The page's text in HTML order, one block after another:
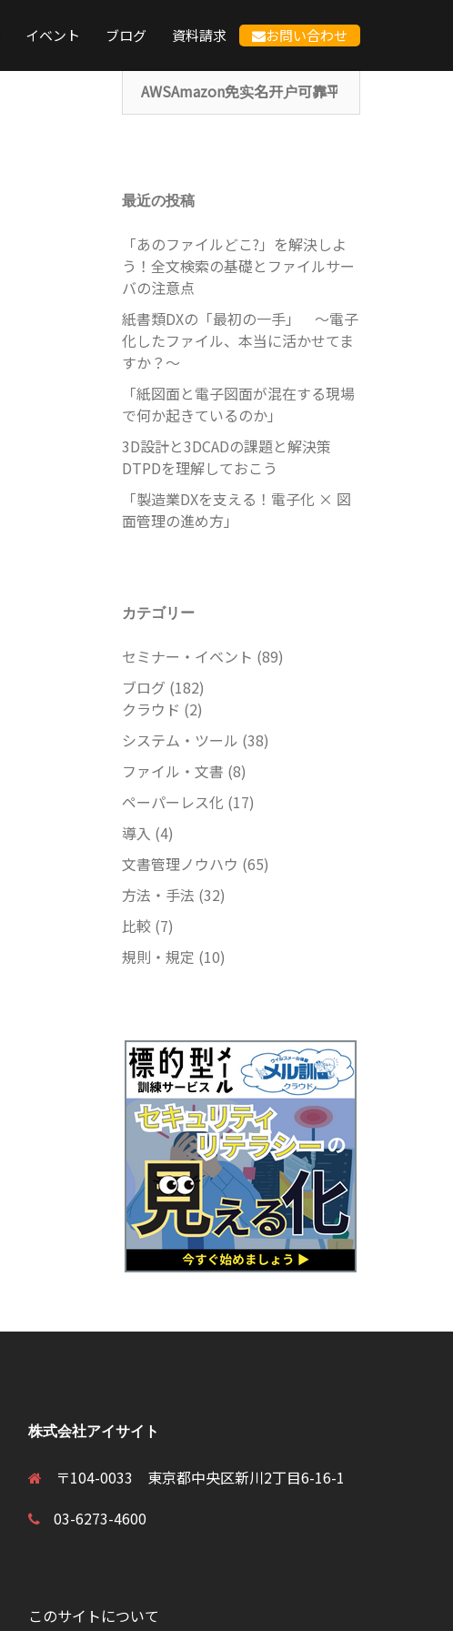
イベント ブログ 資料請求 お問い合わせ
索:
最近の投稿
「あのファイルどこ?」を解決しよ
う！全文検索の基礎とファイルサー
バの注意点
紙書類DXの「最初の一手」 ～電子
化したファイル、本当に活かせてま
すか？～
「紙図面と電子図面が混在する現場
で何か起きているのか」
3D設計と3DCADの課題と解決策
DTPDを理解しておこう
「製造業DXを支える！電子化 × 図
面管理の進め方」
カテゴリー
セミナー・イベント (89)
ブログ (182)
クラウド (2)
システム・ツール (38)
ファイル・文書 (8)
ペーパーレス化 (17)
導入 (4)
文書管理ノウハウ (65)
方法・手法 (32)
比較(7)
規則・規定 (10)
株式会社アイサイト
〒104-0033 東京都中央区新川2丁目6-16-1
03-6273-4600
このサイトについて